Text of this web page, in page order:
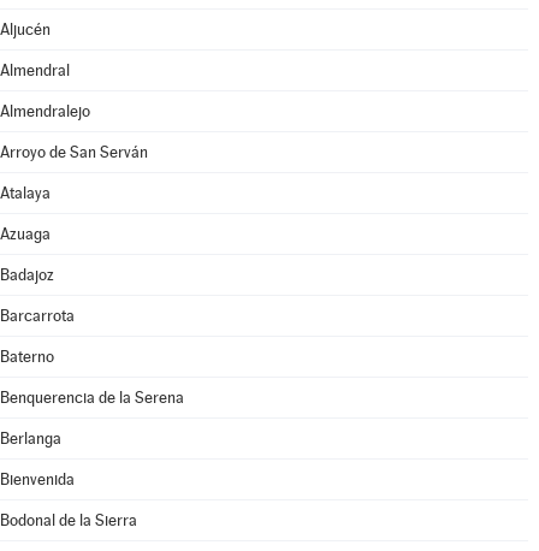
Aljucén
Almendral
Almendralejo
Arroyo de San Serván
Atalaya
Azuaga
Badajoz
Barcarrota
Baterno
Benquerencia de la Serena
Berlanga
Bienvenida
Bodonal de la Sierra